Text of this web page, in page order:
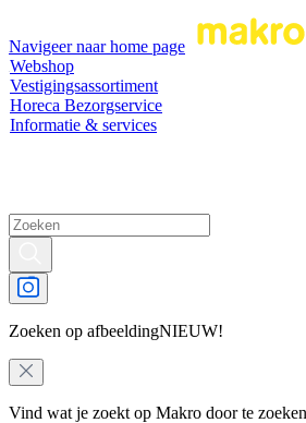
Navigeer naar home page
Webshop
Vestigingsassortiment
Horeca Bezorgservice
Informatie & services
Zoeken op afbeeldingNIEUW!
Vind wat je zoekt op Makro door te